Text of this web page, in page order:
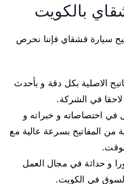
بالكويت
سيارة قشقاي فإننا نحرص
الاصلية بكل دقة و بأحدث
لاحقا في الشركة.
في اختصاصاته و خبراته و
من المفاتيح بسرعة عالية مع
و حداثة في مجال العمل
في الكويت.